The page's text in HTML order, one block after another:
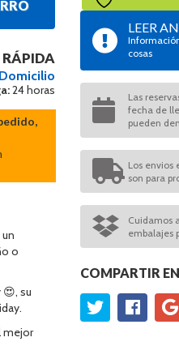
24 horas
o
su
mejor
LEER
cosas
Las
fecha de
pueden
Los envios
son para
Cuidamos
embalajes
COMPARTIR